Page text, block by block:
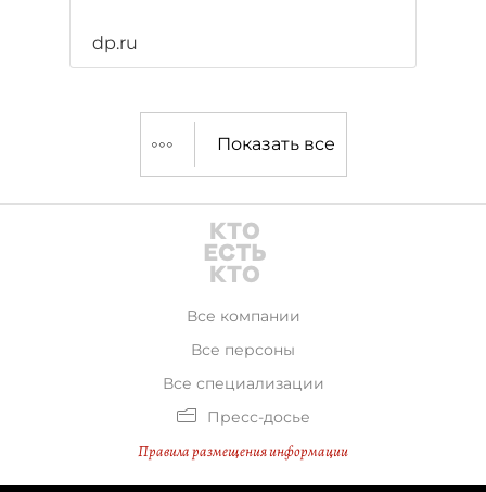
dp.ru
Показать все
Все компании
Все персоны
Все специализации
Пресс-досье
Правила размещения информации